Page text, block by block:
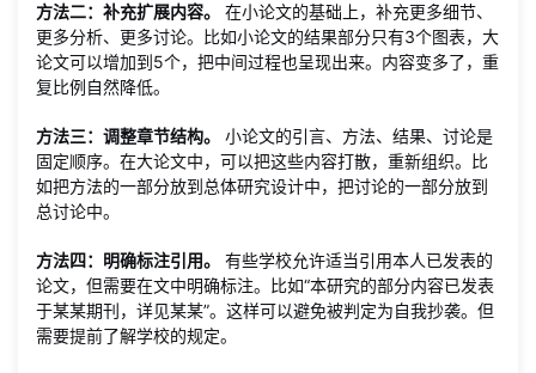
方法二：补充扩展内容。
在小论文的基础上，补充更多细节、
更多分析、更多讨论。比如小论文的结果部分只有3个图表，大
论文可以增加到5个，把中间过程也呈现出来。内容变多了，重
复比例自然降低。
方法三：调整章节结构。
小论文的引言、方法、结果、讨论是
固定顺序。在大论文中，可以把这些内容打散，重新组织。比
如把方法的一部分放到总体研究设计中，把讨论的一部分放到
总讨论中。
方法四：明确标注引用。
有些学校允许适当引用本人已发表的
论文，但需要在文中明确标注。比如“本研究的部分内容已发表
于某某期刊，详见某某”。这样可以避免被判定为自我抄袭。但
需要提前了解学校的规定。